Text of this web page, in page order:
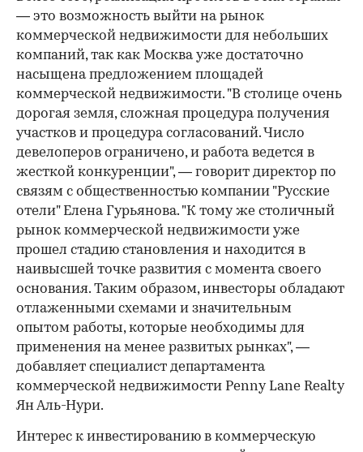
— это возможность выйти на рынок
коммерческой недвижимости для небольших
компаний, так как Москва уже достаточно
насыщена предложением площадей
коммерческой недвижимости. "В столице очень
дорогая земля, сложная процедура получения
участков и процедура согласований. Число
девелоперов ограничено, и работа ведется в
жесткой конкуренции", — говорит директор по
связям с общественностью компании "Русские
отели" Елена Гурьянова. "К тому же столичный
рынок коммерческой недвижимости уже
прошел стадию становления и находится в
наивысшей точке развития с момента своего
основания. Таким образом, инвесторы обладают
отлаженными схемами и значительным
опытом работы, которые необходимы для
применения на менее развитых рынках", —
добавляет специалист департамента
коммерческой недвижимости Penny Lane Realty
Ян Аль-Нури.
Интерес к инвестированию в коммерческую